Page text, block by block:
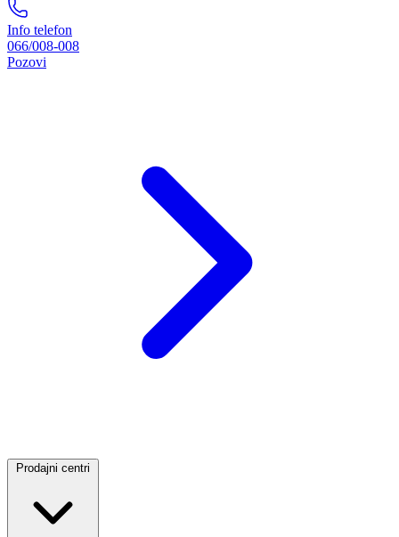
Info telefon
066/008-008
Pozovi
Prodajni centri